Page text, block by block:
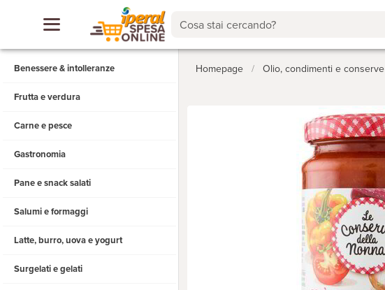
Cosa stai cercando?
Benessere & intolleranze
Frutta e verdura
Carne e pesce
Gastronomia
Pane e snack salati
Salumi e formaggi
Latte, burro, uova e yogurt
Surgelati e gelati
Homepage / Olio, condimenti e conserve